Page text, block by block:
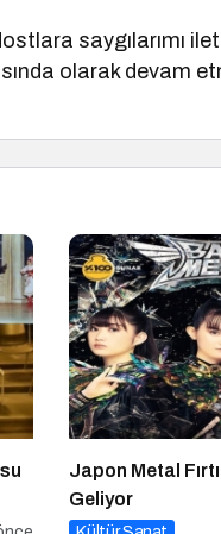
saygılarımı
olarak devam
Japon Metal
Geliyor